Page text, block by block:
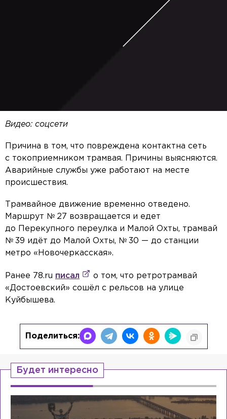
Видео: соцсети
Причина в том, что повреждена контактна сеть
с токоприемником трамвая. Причины выясняются.
Аварийные службы уже работают на месте
происшествия.
Трамвайное движение временно отведено.
Маршрут № 27 возвращается и едет
до Перекупного переулка и Малой Охты, трамвай
№ 39 идёт до Малой Охты, № 30 — до станции
метро «Новочеркасская».
Ранее 78.ru писал
о том, что ретротрамвай
«Достоевский» сошёл с рельсов на улице
Куйбышева.
Поделиться:
Будет интересно